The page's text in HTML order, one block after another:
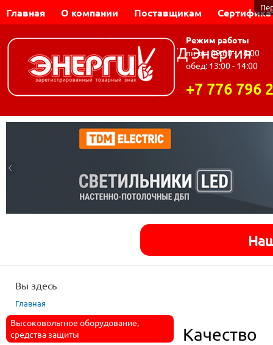
Главная О компании Поставщикам
Режим работы
пн-вс: 09:00 - 18:00
обед: 13:00 - 14:00
+7 776 796
Динар-Электромаш | ТД Энергия
Вы здесь
Главная
Высоковольтное оборудование,
средства защиты
Качество